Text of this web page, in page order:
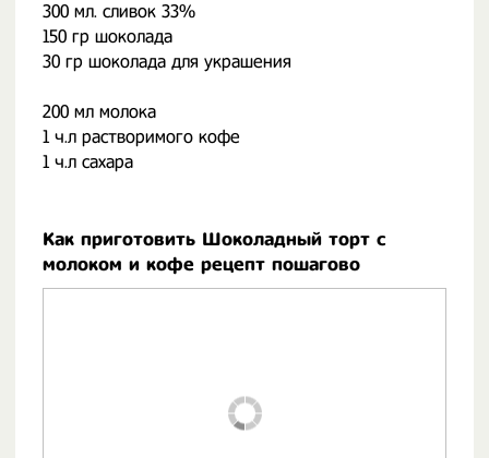
300 мл. сливок 33%
150 гр шоколада
30 гр шоколада для украшения ⠀
200 мл молока
1 ч.л растворимого кофе
1 ч.л сахара ⠀
Как приготовить Шоколадный торт с
молоком и кофе рецепт пошагово